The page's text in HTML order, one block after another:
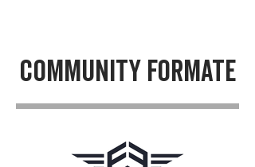
community formate